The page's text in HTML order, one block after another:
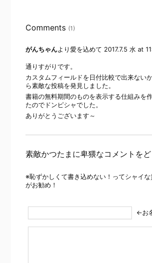
Comments (1)
がんちゃんより愛を込めて 2017.7.5 水 at
通りすがりです。
カスタムフィールドを日付比較で出来ない
ら素敵な投稿を発見しました。
書籍の無料期間のものを表示する仕組みを
たのでドンピシャでした。
ありがとうございます～
素敵かつたまに卑猥なコメントをど
※恥ずかしくて書き込めない！ってシャイな
がお勧め！
←お